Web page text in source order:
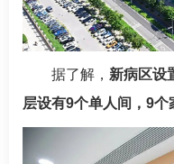
据了解， 新病区设
层设有9个单人间，9个